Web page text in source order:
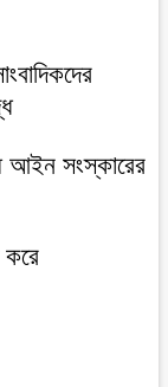
আইন সংস্কারের
করে